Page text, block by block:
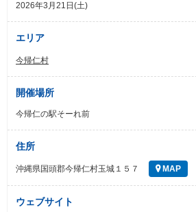
2026年3月21日(土)
エリア
今帰仁村
開催場所
今帰仁の駅そーれ前
住所
沖縄県国頭郡今帰仁村玉城１５７ MAP
ウェブサイト